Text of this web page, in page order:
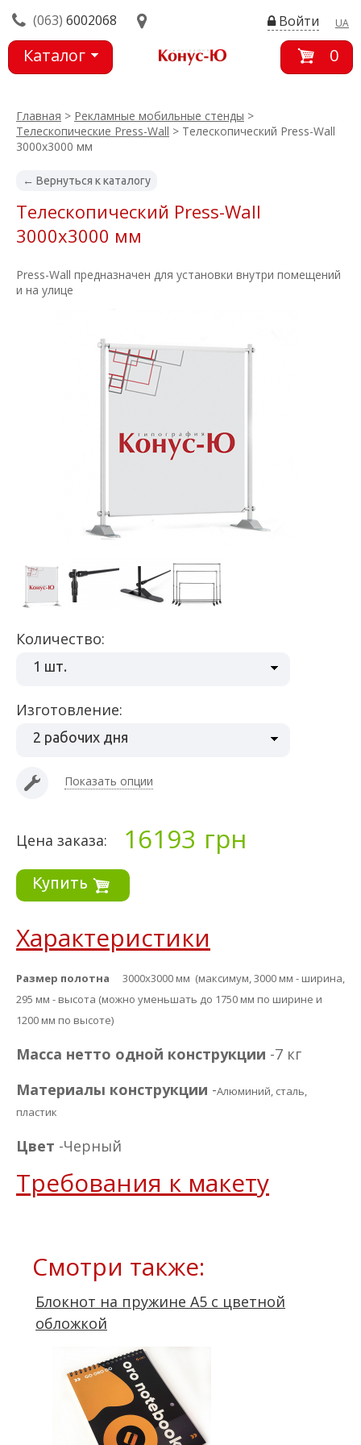
(063) 6002068 UA
Войти
Каталог
0
Главная > Рекламные мобильные стенды >
Телескопические Press-Wall > Телескопический Press-Wall
3000х3000 мм
← Вернуться к каталогу
Телескопический Press-Wall
3000х3000 мм
Press-Wall предназначен для установки внутри помещений
и на улице
Количество:
1 шт.
Изготовление:
2 рабочих дня
Показать опции
Цена заказа: 16193 грн
Купить
Характеристики
Размер полотна 3000х3000 мм (максимум,3000 мм - ширина,
295 мм - высота (можно уменьшать до 1750 мм по ширине и
1200 мм по высоте)
Масса нетто одной конструкции -7 кг
Материалы конструкции -Алюминий, сталь,
пластик
Цвет -Черный
Требования к макету
Смотри также:
Блокнот на пружине А5 с цветной
обложкой